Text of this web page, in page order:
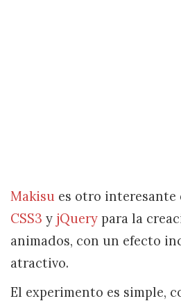
Makisu es otro interesante
CSS3 y jQuery para la
animados, con un efecto
atractivo.
El experimento es simple,